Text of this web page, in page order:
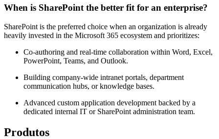
When is SharePoint the better fit for an enterprise?
SharePoint is the preferred choice when an organization is already
heavily invested in the Microsoft 365 ecosystem and prioritizes:
Co-authoring and real-time collaboration within Word, Excel,
PowerPoint, Teams, and Outlook.
Building company-wide intranet portals, department
communication hubs, or knowledge bases.
Advanced custom application development backed by a
dedicated internal IT or SharePoint administration team.
Produtos